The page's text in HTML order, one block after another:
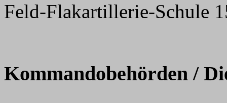
Feld-Flakartillerie-Schule
Kommandobehörden /